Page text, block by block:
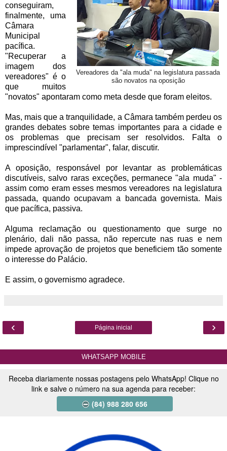
Vereadores da "ala muda" na legislatura passada
são novatos na oposição
conseguiram,
finalmente, uma
Câmara
Municipal
pacífica.
"Recuperar a
imagem dos
vereadores" é o
que muitos
"novatos" apontaram como meta desde que foram eleitos.
Mas, mais que a tranquilidade, a Câmara também perdeu os
grandes debates sobre temas importantes para a cidade e
os problemas que precisam ser resolvidos. Falta o
imprescindível "parlamentar", falar, discutir.
A oposição, responsável por levantar as problemáticas
discutíveis, salvo raras exceções, permanece "ala muda" -
assim como eram esses mesmos vereadores na legislatura
passada, quando ocupavam a bancada governista. Mais
que pacífica, passiva.
Alguma reclamação ou questionamento que surge no
plenário, dali não passa, não repercute nas ruas e nem
impede aprovação de projetos que beneficiem tão somente
o interesse do Palácio.
E assim, o governismo agradece.
‹ ›
Página inicial
WHATSAPP MOBILE
Receba diariamente nossas postagens pelo WhatsApp! Clique no
link e salve o número na sua agenda para receber:
(84) 988 280 656